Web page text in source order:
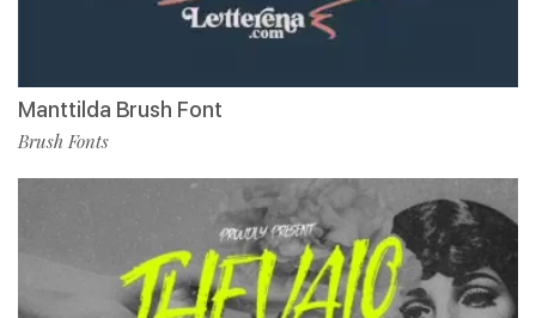
Manttilda Brush Font
Brush Fonts